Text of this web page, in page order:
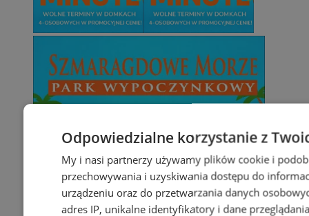
Odpowiedzialne korzystanie z
My i nasi partnerzy używamy plików cookie i
przechowywania i uzyskiwania dostępu do
urządzeniu oraz do przetwarzania danych
adres IP, unikalne identyfikatory i dane